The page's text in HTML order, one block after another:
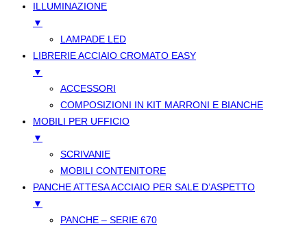
ILLUMINAZIONE
▼
LAMPADE LED
LIBRERIE ACCIAIO CROMATO EASY
▼
ACCESSORI
COMPOSIZIONI IN KIT MARRONI E BIANCHE
MOBILI PER UFFICIO
▼
SCRIVANIE
MOBILI CONTENITORE
PANCHE ATTESA ACCIAIO PER SALE D’ASPETTO
▼
PANCHE – SERIE 670